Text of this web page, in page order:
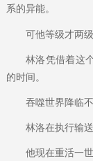
系的异能。
可他等级才两
林洛凭借着这
的时间。
吞噬世界降临
林洛在执行输
他现在重活一